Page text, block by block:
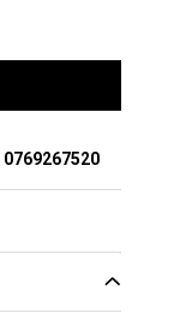
0769267520